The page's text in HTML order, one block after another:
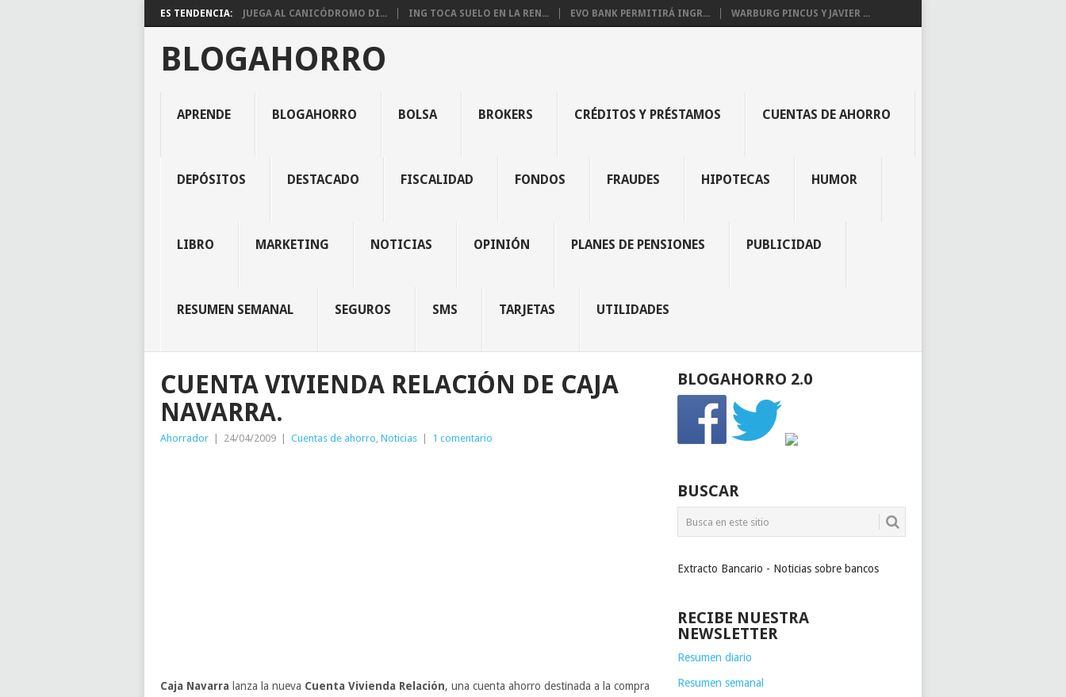
ES TENDENCIA: JUEGA AL CANICÓDROMO DI... ING TOCA SUELO EN LA REN... EVO BANK PERMITIRÁ INGR... WARBURG PINCUS Y JAVIER ...
BLOGAHORRO
APRENDE BLOGAHORRO BOLSA BROKERS CRÉDITOS Y PRÉSTAMOS CUENTAS DE AHORRO
DEPÓSITOS DESTACADO FISCALIDAD FONDOS FRAUDES HIPOTECAS HUMOR
LIBRO MARKETING NOTICIAS OPINIÓN PLANES DE PENSIONES PUBLICIDAD
RESUMEN SEMANAL SEGUROS SMS TARJETAS UTILIDADES
CUENTA VIVIENDA RELACIÓN DE CAJA
NAVARRA.
Ahorrador 24/04/2009 Cuentas de ahorro, Noticias 1 comentario
Caja Navarra lanza la nueva Cuenta Vivienda Relación, una cuenta ahorro destinada a la compra
BLOGAHORRO 2.0
BUSCAR
Extracto Bancario - Noticias sobre bancos
RECIBE NUESTRA
NEWSLETTER
Resumen diario
Resumen semanal